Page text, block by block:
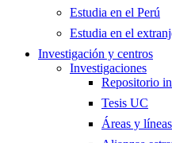
Estudia en el Perú
Estudia en el
Investigación y centros
Investigaciones
Repositorio
Tesis UC
Áreas y